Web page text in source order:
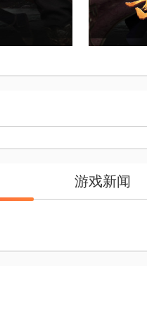
游戏新闻